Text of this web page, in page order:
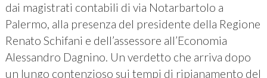
dai magistrati contabili di via Notarbartolo a
Palermo, alla presenza del presidente della Regione
Renato Schifani e dell’assessore all’Economia
Alessandro Dagnino. Un verdetto che arriva dopo
un lungo contenzioso sui tempi di ripianamento del